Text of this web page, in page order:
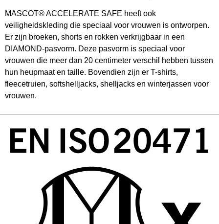
MASCOT® ACCELERATE SAFE heeft ook
veiligheidskleding die speciaal voor vrouwen is ontworpen.
Er zijn broeken, shorts en rokken verkrijgbaar in een
DIAMOND-pasvorm. Deze pasvorm is speciaal voor
vrouwen die meer dan 20 centimeter verschil hebben tussen
hun heupmaat en taille. Bovendien zijn er T-shirts,
fleecetruien, softshelljacks, shelljacks en winterjassen voor
vrouwen.